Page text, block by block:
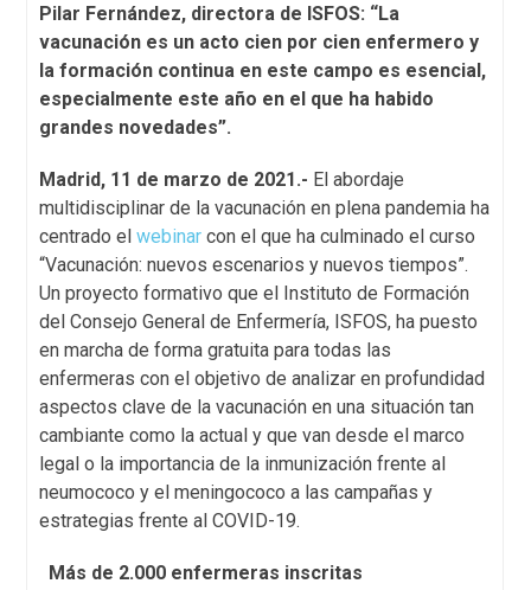
Pilar Fernández, directora de ISFOS: “La
vacunación es un acto cien por cien enfermero y
la formación continua en este campo es esencial,
especialmente este año en el que ha habido
grandes novedades”.
Madrid, 11 de marzo de 2021.- El abordaje
multidisciplinar de la vacunación en plena pandemia ha
centrado elwebinarcon el que ha culminado el curso
“Vacunación: nuevos escenarios y nuevos tiempos”.
Un proyecto formativo que el Instituto de Formación
del Consejo General de Enfermería, ISFOS, ha puesto
en marcha de forma gratuita para todas las
enfermeras con el objetivo de analizar en profundidad
aspectos clave de la vacunación en una situación tan
cambiante como la actual y que van desde el marco
legal o la importancia de la inmunización frente al
neumococo y el meningococo a las campañas y
estrategias frente al COVID-19.
Más de 2.000 enfermeras inscritas